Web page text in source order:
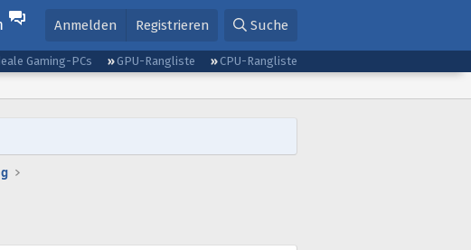
Anmelden Registrieren Suche
Gaming-PCs GPU-Rangliste
CPU-Rangliste